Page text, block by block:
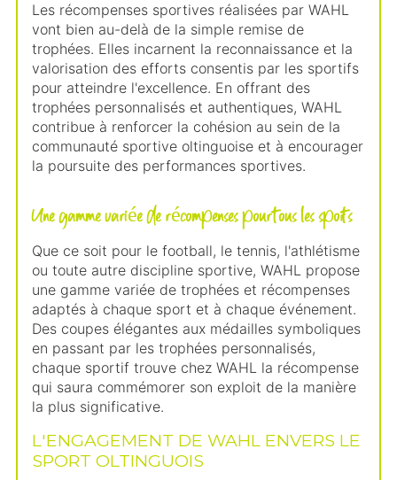
Les récompenses sportives réalisées par WAHL
vont bien au-delà de la simple remise de
trophées. Elles incarnent la reconnaissance et la
valorisation des efforts consentis par les sportifs
pour atteindre l'excellence. En offrant des
trophées personnalisés et authentiques, WAHL
contribue à renforcer la cohésion au sein de la
communauté sportive oltinguoise et à encourager
la poursuite des performances sportives.
Une gamme variée de récompenses pour tous les sports
Que ce soit pour le football, le tennis, l'athlétisme
ou toute autre discipline sportive, WAHL propose
une gamme variée de trophées et récompenses
adaptés à chaque sport et à chaque événement.
Des coupes élégantes aux médailles symboliques
en passant par les trophées personnalisés,
chaque sportif trouve chez WAHL la récompense
qui saura commémorer son exploit de la manière
la plus significative.
L'ENGAGEMENT DE WAHL ENVERS LE
SPORT OLTINGUOIS